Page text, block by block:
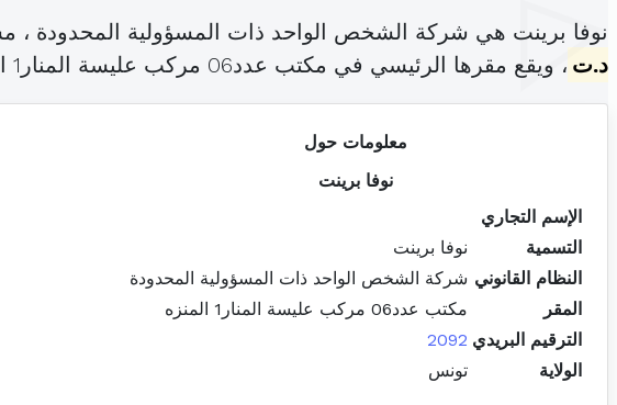
نوفا برينت هي شركة الشخص الواحد ذات المسؤولية المحدودة ،
د.ت ، ويقع مقرها الرئيسي في مكتب عدد06 مركب عليسة المنار1 المنزه (
معلومات حول
نوفا برينت
الإسم التجاري
التسمية
نوفا برينت
النظام القانوني شركة الشخص الواحد ذات المسؤولية المحدودة
المقر
مكتب عدد06 مركب عليسة المنار1 المنزه
الترقيم البريدي 2092
الولاية
تونس